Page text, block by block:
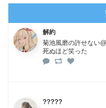
解約
菊池風磨の許せない
死ぬほど笑った
?????